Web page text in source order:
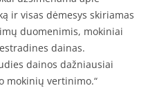
ir visas dėmesys skiriamas
duomenimis, mokiniai
dainas.
dainos dažniausiai
mokinių vertinimo.“